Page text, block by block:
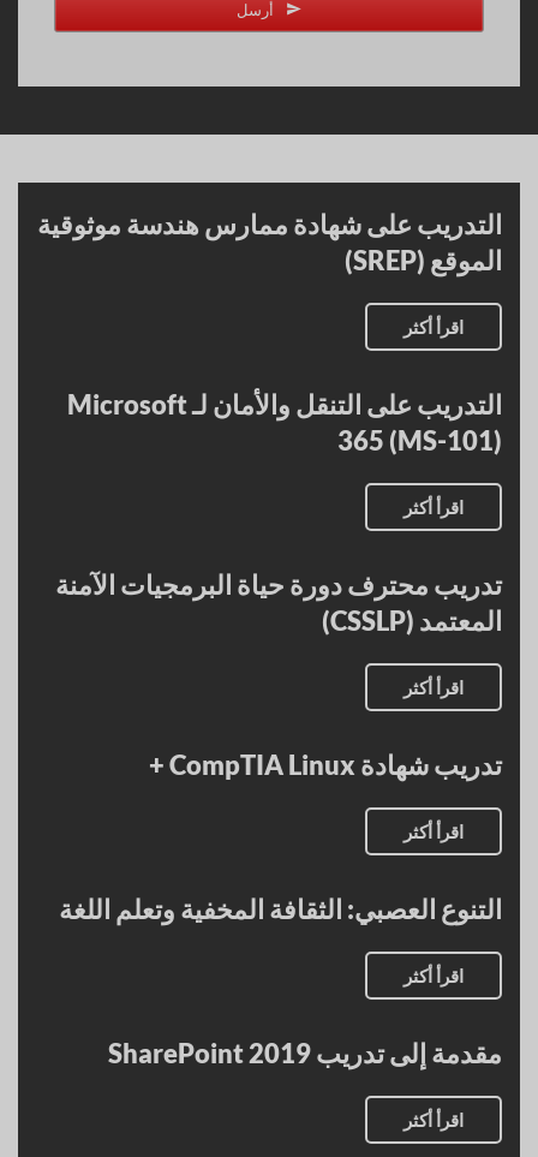
أرسل
التدريب على شهادة ممارس هندسة موثوقية
الموقع (SREP)
اقرأ أكثر
التدريب على التنقل والأمان لـ Microsoft
365 (MS-101)
اقرأ أكثر
تدريب محترف دورة حياة البرمجيات الآمنة
المعتمد (CSSLP)
اقرأ أكثر
تدريب شهادة CompTIA Linux +
اقرأ أكثر
التنوع العصبي: الثقافة المخفية وتعلم اللغة
اقرأ أكثر
مقدمة إلى تدريب SharePoint 2019
اقرأ أكثر